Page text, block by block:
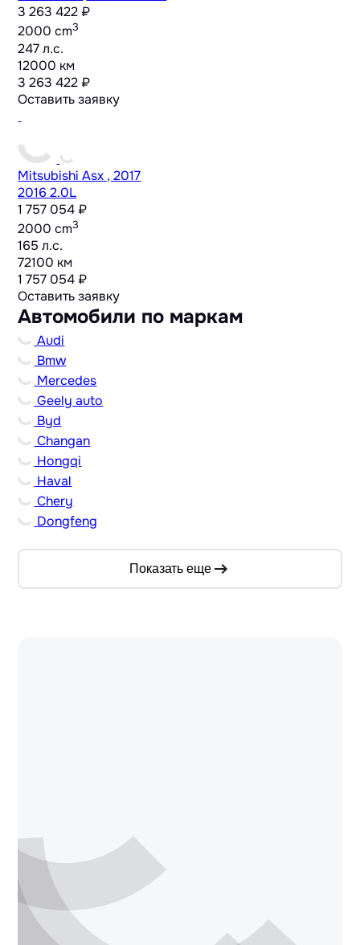
3 263 422 ₽
2000 cm3
247 л.с.
12000 км
3 263 422 ₽
Оставить заявку
Mitsubishi Asx , 2017
2016 2.0L
1 757 054 ₽
2000 cm3
165 л.с.
72100 км
1 757 054 ₽
Оставить заявку
Автомобили по маркам
Audi
Bmw
Mercedes
Geely auto
Byd
Changan
Hongqi
Haval
Chery
Dongfeng
Показать еще